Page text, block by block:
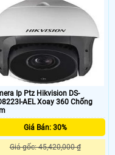
Ip Ptz Hikvision DS-
AEL Xoay 360 Chống
Giá Bán: 30%
Giá gốc: 45,420,000 ₫